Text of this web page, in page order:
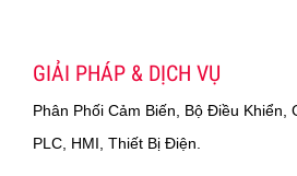
GIẢI PHÁP & DỊCH VỤ
Phân Phối Cảm Biến, Bộ Điều Khiển,
PLC, HMI, Thiết Bị Điện.